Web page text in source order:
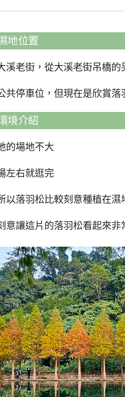
地位置
溪老街，從大溪老街吊橋
共停車位，但現在是欣賞
境介紹
的場地不大
左右就逛完
以落羽松比較刻意種植在濕
意讓這片的落羽松看起來非